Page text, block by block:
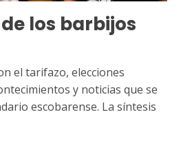
los barbijos
el tarifazo, elecciones
y noticias que se
escobarense. La síntesis